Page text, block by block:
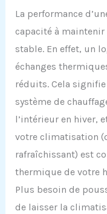
La performance
capacité à
stable. En effet, un
échanges
réduits. Cela
système de
l’intérieur en hiver,
votre climatisation
rafraîchissant) est
thermique de votre
Plus besoin de
de laisser la